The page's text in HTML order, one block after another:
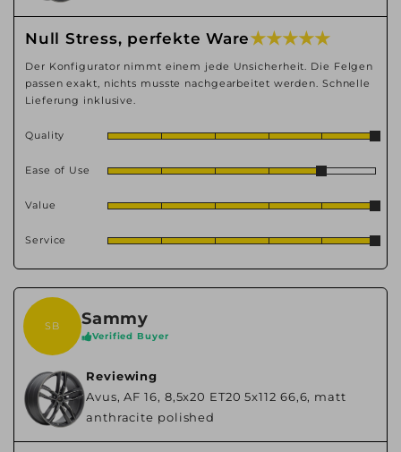
Null Stress, perfekte Ware★ ★ ★ ★ ★
Der Konfigurator nimmt einem jede Unsicherheit. Die Felgen
passen exakt, nichts musste nachgearbeitet werden. Schnelle
Lieferung inklusive.
Quality
Ease of Use
Value
Service
SB Sammy
Verified Buyer
Reviewing
Avus, AF 16, 8,5x20 ET20 5x112 66,6, matt
anthracite polished